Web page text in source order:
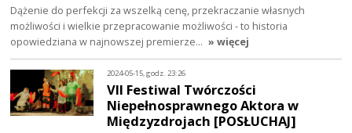
Dążenie do perfekcji za wszelką cenę, przekraczanie własnych
możliwości i wielkie przepracowanie możliwości - to historia
opowiedziana w najnowszej premierze… » więcej
2024-05-15, godz. 23:26
VII Festiwal Twórczości
Niepełnosprawnego Aktora w
Międzyzdrojach [POSŁUCHAJ]